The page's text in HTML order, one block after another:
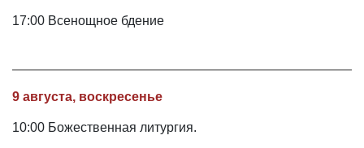
17:00 Всенощное бдение
9 августа, воскресенье
10:00 Божественная литургия.